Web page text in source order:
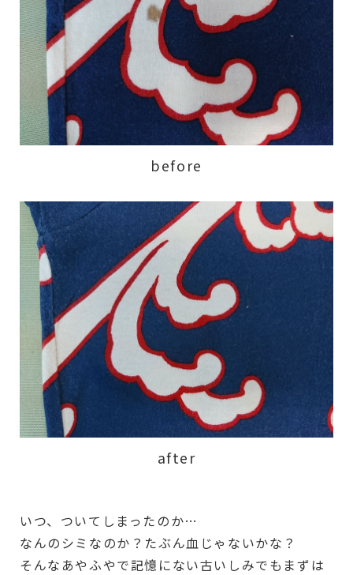
before
after
いつ、ついてしまったのか…
なんのシミなのか？たぶん血じゃないかな？
そんなあやふやで記憶にない古いしみでもまずは